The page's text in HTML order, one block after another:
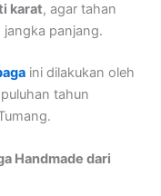
karat, agar tahan
panjang.
ini dilakukan oleh
tahun
Handmade dari